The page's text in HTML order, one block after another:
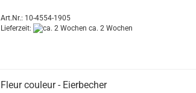
Art.Nr.: 10-4554-1905
Lieferzeit:
ca. 2 Wochen
Fleur couleur - Eierbecher